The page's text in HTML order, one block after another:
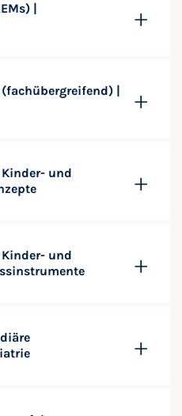
|
|
und
und